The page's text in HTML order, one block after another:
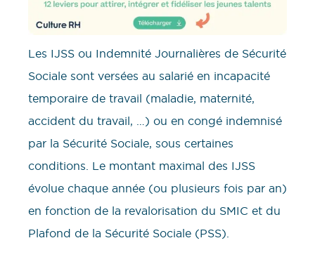
Les IJSS ou Indemnité Journalières de Sécurité
Sociale sont versées au salarié en incapacité
temporaire de travail (maladie, maternité,
accident du travail, …) ou en congé indemnisé
par la Sécurité Sociale, sous certaines
conditions. Le montant maximal des IJSS
évolue chaque année (ou plusieurs fois par an)
en fonction de la revalorisation du SMIC et du
Plafond de la Sécurité Sociale (PSS).